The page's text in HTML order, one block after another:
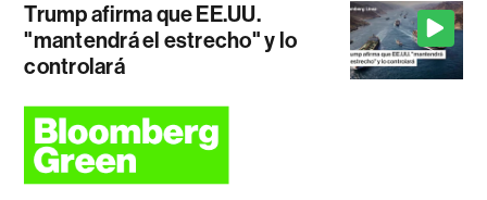
Trump afirma que EE.UU.
"mantendrá el estrecho" y lo
controlará